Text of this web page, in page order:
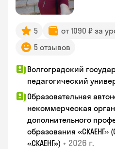
5 от 1090 ₽ за
5 отзывов
Волгоградский
педагогический
Образовательная
некоммерческая
дополнительного
образования «СКАЕНГ»
«СКАЕНГ») • 2026 г.